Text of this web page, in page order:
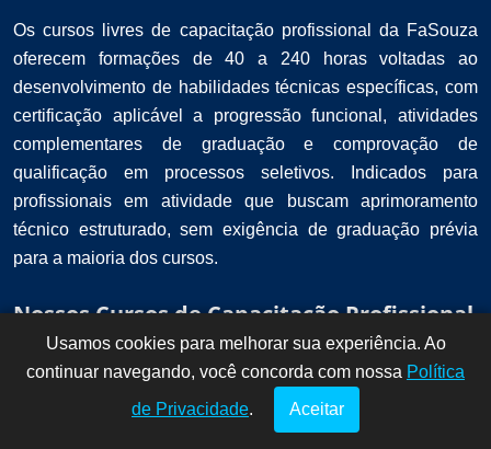
Os cursos livres de capacitação profissional da FaSouza
oferecem formações de 40 a 240 horas voltadas ao
desenvolvimento de habilidades técnicas específicas, com
certificação aplicável a progressão funcional, atividades
complementares de graduação e comprovação de
qualificação em processos seletivos. Indicados para
profissionais em atividade que buscam aprimoramento
técnico estruturado, sem exigência de graduação prévia
para a maioria dos cursos.
Nossos Cursos de Capacitação Profissional
!
Dúvidas? Fale
conosco por
aqui!
Usamos cookies para melhorar sua experiência. Ao
continuar navegando, você concorda com nossa Política
de Privacidade. Aceitar